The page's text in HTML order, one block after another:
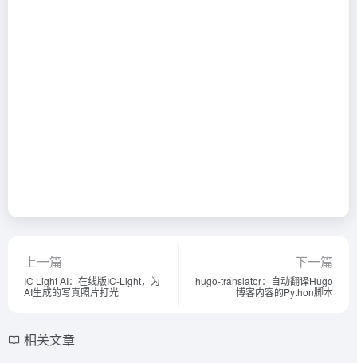
上一篇
IC Light AI：在线版IC-Light，为
AI生成的写真照片打光
下一篇
hugo-translator：自动翻译Hugo
博客内容的Python脚本
相关文章